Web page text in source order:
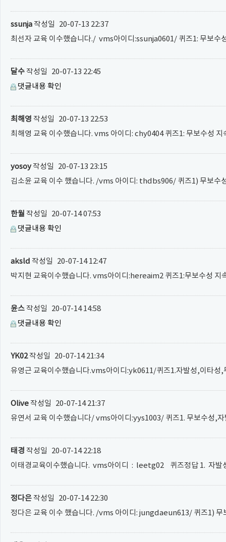
ssunja작성일
20-07-13 22:37
최선자 교육 이수했습니다./ vms아이디:ssunja0601/ 퀴즈1: 무보수
달수작성일
20-07-13 22:45
댓글내용 확인
최해영 작성일
20-07-13 22:53
최해영 교육 이수했습니다. vms 아이디: chy0404 퀴즈1: 무보수성 지
yosoy작성일
20-07-13 23:15
김소윤 교육 이수 했습니다. /vms 아이디: thdbs906/ 퀴즈1) 무보수
한월 작성일
20-07-14 07:53
댓글내용 확인
aksld 작성일
20-07-14 12:47
박지현 교육이수했습니다. vms아이디:hereaim2 퀴즈1:무보수성 지
윤스작성일
20-07-14 14:58
댓글내용 확인
YK02작성일
20-07-14 21:34
유영근 교육이수했습니다.vms아이디:yk0611/퀴즈1.자발성,이타성
Olive작성일
20-07-14 21:37
유연서 교육 이수했습니다/ vms아이디:yys1003/ 퀴즈1. 무보수성,
태경 작성일
20-07-14 22:18
이태경교육이수했습니다. vms아이디 : leetg02 퀴즈정답 1. 자발
정다은작성일
20-07-14 22:30
정다은 교육 이수 했습니다. /vms 아이디: jungdaeun613/ 퀴즈1) 무